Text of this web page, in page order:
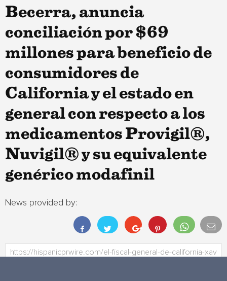
Becerra, anuncia
conciliación por $69
millones para beneficio de
consumidores de
California y el estado en
general con respecto a los
medicamentos Provigil®,
Nuvigil® y su equivalente
genérico modafinil
News provided by: